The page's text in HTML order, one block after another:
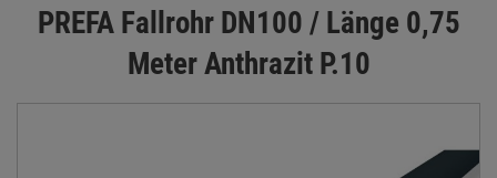
PREFA Fallrohr DN100 / Länge 0,75
Meter Anthrazit P.10